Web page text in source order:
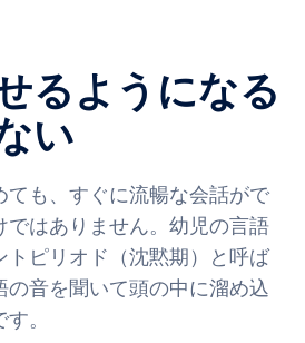
るようになる
い
ても、すぐに流暢な会話がで
ではありません。幼児の言語
トピリオド（沈黙期）と呼ば
の音を聞いて頭の中に溜め込
。